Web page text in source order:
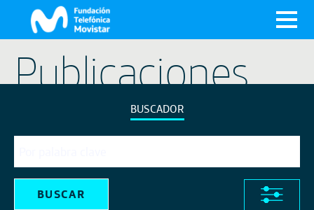
Publicaciones
BUSCADOR